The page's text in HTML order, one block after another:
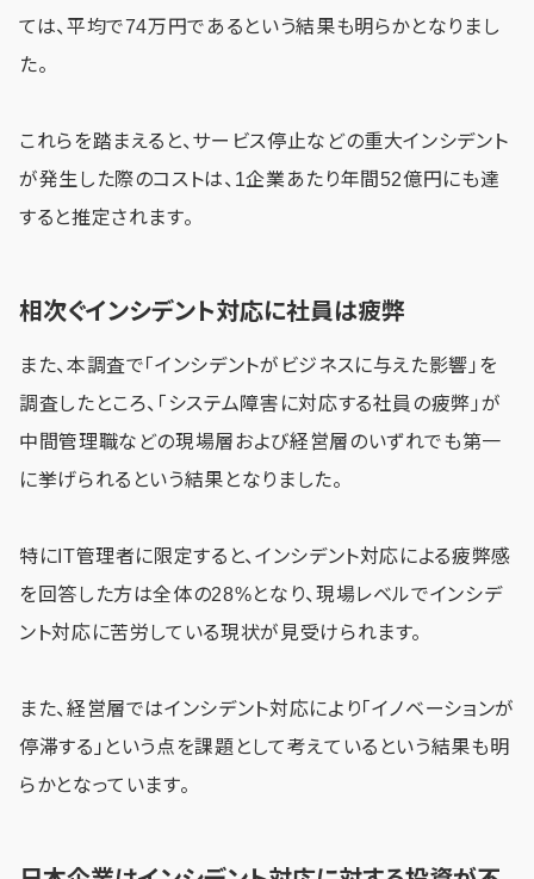
ては、平均で74万円であるという結果も明らかとなりまし
た。
これらを踏まえると、サービス停止などの重大インシデント
が発生した際のコストは、1企業あたり年間52億円にも達
すると推定されます。
相次ぐインシデント対応に社員は疲弊
また、本調査で「インシデントがビジネスに与えた影響」を
調査したところ、「システム障害に対応する社員の疲弊」が
中間管理職などの現場層および経営層のいずれでも第一
に挙げられるという結果となりました。
特にIT管理者に限定すると、インシデント対応による疲弊感
を回答した方は全体の28%となり、現場レベルでインシデ
ント対応に苦労している現状が見受けられます。
また、経営層ではインシデント対応により「イノベーションが
停滞する」という点を課題として考えているという結果も明
らかとなっています。